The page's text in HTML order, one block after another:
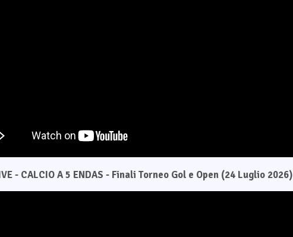
- CALCIO A 5 ENDAS - Finali Torneo Gol e Open (24 Luglio 2026)